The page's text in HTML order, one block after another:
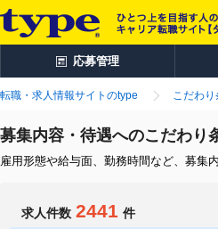
応募管理
転職・求人情報サイトのtype こだわ
募集内容・待遇へのこだわり
雇用形態や給与面、勤務時間など、募集
求人件数 2441 件